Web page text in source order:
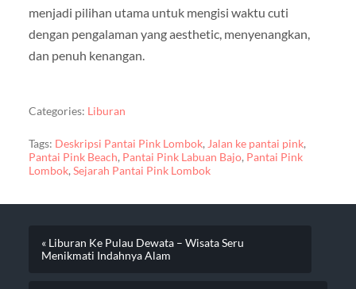
menjadi pilihan utama untuk mengisi waktu cuti
dengan pengalaman yang aesthetic, menyenangkan,
dan penuh kenangan.
Categories: Liburan
Tags: Deskripsi Pantai Pink Lombok, Jalan ke pantai pink,
Pantai Pink Beach, Pantai Pink Labuan Bajo, Pantai Pink
Lombok, Sejarah Pantai Pink Lombok
« Liburan Ke Pulau Dewata – Wisata Seru
Menikmati Indahnya Alam